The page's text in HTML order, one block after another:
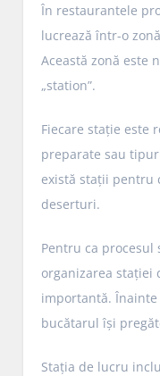
În restaurantele
lucrează într-o
Această zonă este
„station”.
Fiecare stație este
preparate sau
există stații pentru
deserturi.
Pentru ca procesul
organizarea stației
importantă.
bucătarul își
Stația de lucru